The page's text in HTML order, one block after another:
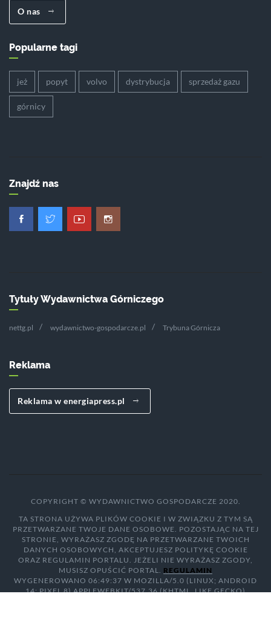
O nas
Popularne tagi
jeż popyt volvo dystrybucja sprzedaż gazu
górnicy
Znajdź nas
Tytuły Wydawnictwa Górniczego
nettg.pl wydawnictwo-gospodarcze.pl Trybuna Górnicza
Reklama
Reklama w energiapress.pl
COPYRIGHT © WYDAWNICTWO GOSPODARCZE 2020.
TA STRONA UŻYWA PLIKÓW COOKIE I W ZWIĄZKU Z TYM SĄ
PRZETWARZANE TWOJE DANE OSOBOWE. POZOSTAJĄC NA TEJ
STRONIE, WYRAŻASZ ZGODĘ NA PRZETWARZANE TWOICH
DANYCH OSOBOWYCH, AKCEPTUJESZ POLITYKĘ COOKIE
ORAZ REGULAMIN PORTALU. JEŻELI NIE WYRAŻASZ ZGODY,
MUSISZ OPUŚCIĆ PORTAL. REGULAMIN
WYGENEROWANO 06:49:37 W MOZILLA/5.0 (LINUX; ANDROID
14; PIXEL 8) APPLEWEBKIT/537.36 (KHTML, LIKE GECKO)